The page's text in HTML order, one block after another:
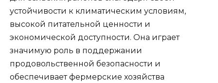
устойчивости к климатическим условиям,
высокой питательной ценности и
экономической доступности. Она играет
значимую роль в поддержании
продовольственной безопасности и
обеспечивает фермерские хозяйства